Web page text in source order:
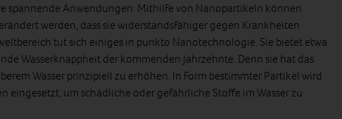
spannende Anwendungen: Mithilfe von Nanopartikeln können
werden, dass sie widerstandsfähiger gegen Krankheiten
tut sich einiges in punkto Nanotechnologie. Sie bietet etwa
Wasserknappheit der kommenden Jahrzehnte. Denn sie hat das
Wasser prinzipiell zu erhöhen. In Form bestimmter Partikel wird
eingesetzt, um schädliche oder gefährliche Stoffe im Wasser zu